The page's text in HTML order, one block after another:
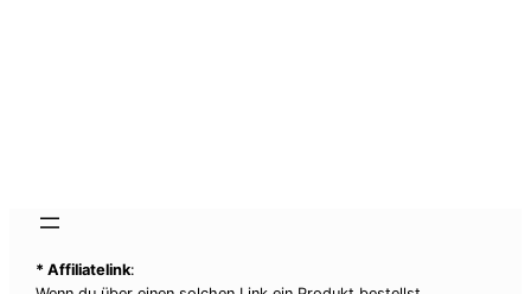
* Affiliatelink: